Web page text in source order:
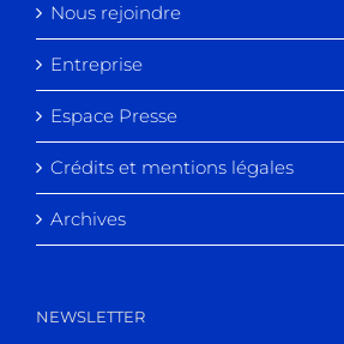
Nous rejoindre
Entreprise
Espace Presse
Crédits et mentions légales
Archives
NEWSLETTER